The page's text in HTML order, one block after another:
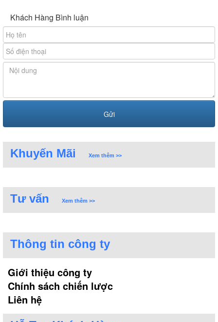
Vòi rửa bát Konox - thương hiệu được mọi người
săn đón hiện nay
2. TẠI SAO BẠN NÊN CHỌN VÒI RỬA BÁT
KONOX?
• Mẫu mã đa dạng, phù hợp với mọi không gian
bếp
Khách Hàng Bình luận
Khuyến Mãi Xem thêm >>
Tư vấn Xem thêm >>
Thông tin công ty
Giới thiệu công ty
Chính sách chiến lược
Liên hệ